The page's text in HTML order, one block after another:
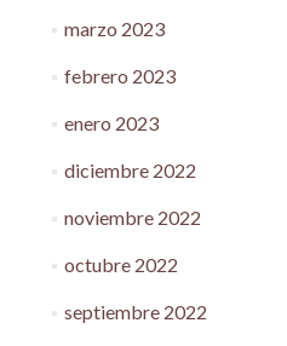
marzo 2023
febrero 2023
enero 2023
diciembre 2022
noviembre 2022
octubre 2022
septiembre 2022